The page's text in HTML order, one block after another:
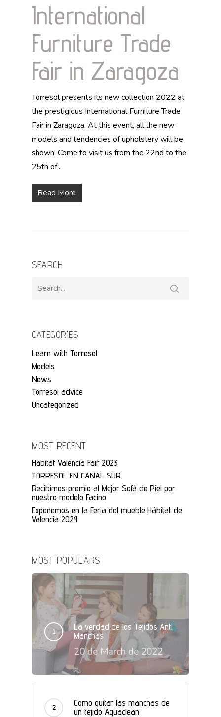
International
Furniture Trade
Fair in Zaragoza
Torresol presents its new collection 2022 at
the prestigious International Furniture Trade
Fair in Zaragoza. At this event, all the new
models and tendencies of upholstery will be
shown. Come to visit us from the 22nd to the
25th of...
Read More
SEARCH
CATEGORIES
Learn with Torresol
Models
News
Torresol advice
Uncategorized
MOST RECENT
Habitat Valencia Fair 2023
TORRESOL EN CANAL SUR
Recibimos premio al Mejor Sofá de Piel por
nuestro modelo Facino
Exponemos en la Feria del mueble Hábitat de
Valencia 2024
MOST POPULARS
La verdad de los Tejidos Anti
Manchas
20 de March de 2022
Como quitar las manchas de
un tejido Aquaclean